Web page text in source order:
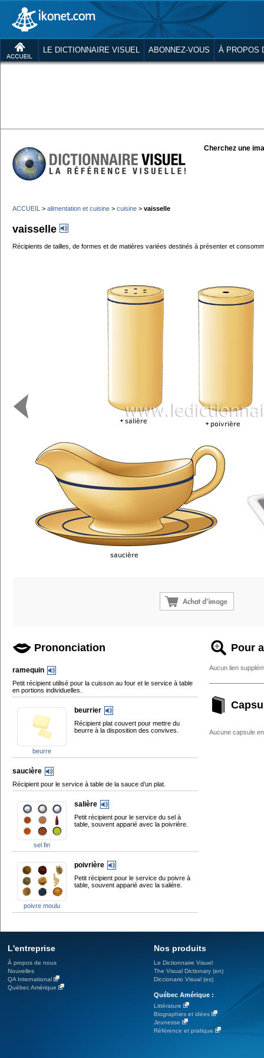
LE DICTIONNAIRE VISUEL ABONNEZ-VOUS À PROPOS
Cherchez une
ACCUEIL > alimentation et cuisine > cuisine > vaisselle
vaisselle
Récipients de tailles, de formes et de matières variées destinés à présenter et
Prononciation
ramequin
Petit récipient utilisé pour la cuisson au four et le service à table
en portions individuelles.
beurre
beurrier
Récipient plat couvert pour mettre du
beurre à la disposition des convives.
saucière
Récipient pour le service à table de la sauce d’un plat.
sel fin
salière
Petit récipient pour le service du sel à
table, souvent apparié avec la poivrière.
poivre moulu
poivrière
Petit récipient pour le service du poivre à
table, souvent apparié avec la salière.
Pour
Aucun lien
Aucune capsule
L'entreprise
À propos de nous
Nouvelles
QA International
Québec Amérique
Nos produits
Le Dictionnaire Visuel
The Visual Dictionary (en)
Diccionario Visual (es)
Québec Amérique :
Littérature
Biographies et idées
Jeunesse
Référence et pratique